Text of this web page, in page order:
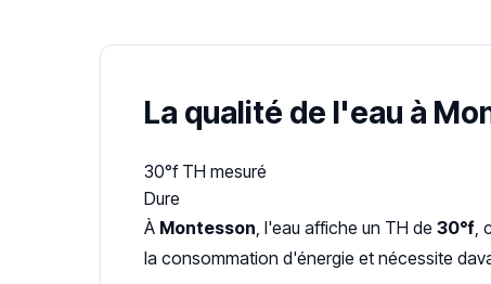
La qualité de l'eau à
30°f TH mesuré
Dure
À Montesson, l'eau affiche un TH de 30°f,
la consommation d'énergie et nécessite